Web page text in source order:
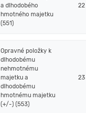
a dlhodobého
hmotného majetku
(551)
22
Opravné položky k
dlhodobému
nehmotnému
majetku a
dlhodobému
hmotnému majetku
(+/-) (553)
23